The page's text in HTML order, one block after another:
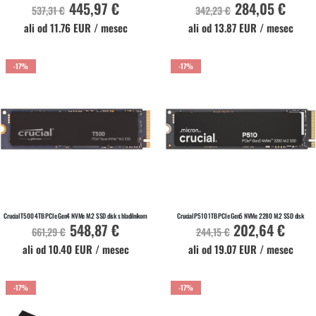
537,31 € Akcijska
cena
445,97 €
ali od 11.76 EUR / mesec
342,23 € Akcijska
cena
284,05 €
ali od 13.87 EUR / mesec
-17%
Crucial T500 4TB PCIe Gen4 NVMe M.2 SSD disk s hladilnikom
661,29 € Akcijska
cena
548,87 €
ali od 10.40 EUR / mesec
-17%
Crucial P510 1TB PCIe Gen5 NVMe 2280 M.2 SSD disk
244,15 € Akcijska
cena
202,64 €
ali od 19.07 EUR / mesec
-17% -17%